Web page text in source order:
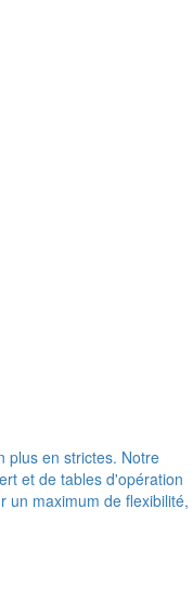
plus en strictes. Notre
et de tables d'opération
un maximum de flexibilité,